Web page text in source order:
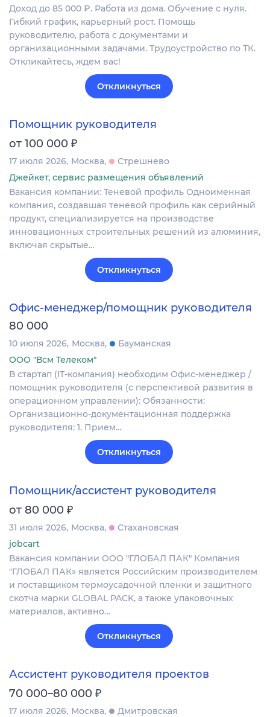
Доход до 85 000 ₽. Работа из дома. Обучение с нуля.
Гибкий график, карьерный рост. Помощь
руководителю, работа с документами и
организационными задачами. Трудоустройство по ТК.
Откликайтесь, ждем вас!
Откликнуться
Помощник руководителя
от 100 000 ₽
17 июля 2026 Москва
Стрешнево
Джейкет, сервис размещения объявлений
Вакансия компании: Теневой профиль Одноименная
компания, создавшая теневой профиль как серийный
продукт, специализируется на производстве
инновационных строительных решений из алюминия,
включая скрытые…
Откликнуться
Офис-менеджер/помощник руководителя
80 000
10 июля 2026 Москва
Бауманская
ООО "Всм Телеком"
В стартап (IT-компания) необходим Офис-менеджер /
помощник руководителя (с перспективой развития в
операционном управлении): Обязанности:
Организационно-документационная поддержка
руководителя: 1. Прием…
Откликнуться
Помощник/ассистент руководителя
от 80 000 ₽
31 июля 2026 Москва
Стахановская
jobcart
Вакансия компании ООО "ГЛОБАЛ ПАК" Компания
"ГЛОБАЛ ПАК» является Российским производителем
и поставщиком термоусадочной пленки и защитного
скотча марки GLOBAL PACK, а также упаковочных
материалов, активно…
Откликнуться
Ассистент руководителя проектов
70 000–80 000 ₽
17 июля 2026 Москва
Дмитровская